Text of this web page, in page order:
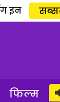
इन
फिल्म